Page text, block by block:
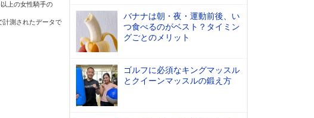
上の女性騎手の
計測されたデータで
バナナは朝・夜・運動前後、い
つ食べるのがベスト？タイミン
グごとのメリット
ゴルフに必須なキングマッスル
とクイーンマッスルの鍛え方